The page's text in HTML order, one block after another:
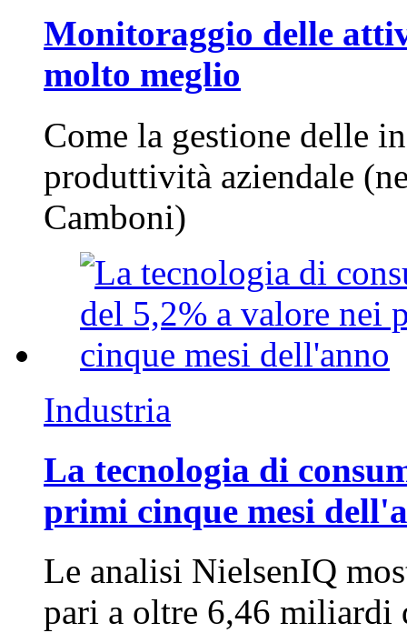
Monitoraggio delle
molto meglio
Come la gestione delle
produttività aziendale
Camboni)
Industria
La tecnologia di
primi cinque mesi
Le analisi NielsenIQ
pari a oltre 6,46